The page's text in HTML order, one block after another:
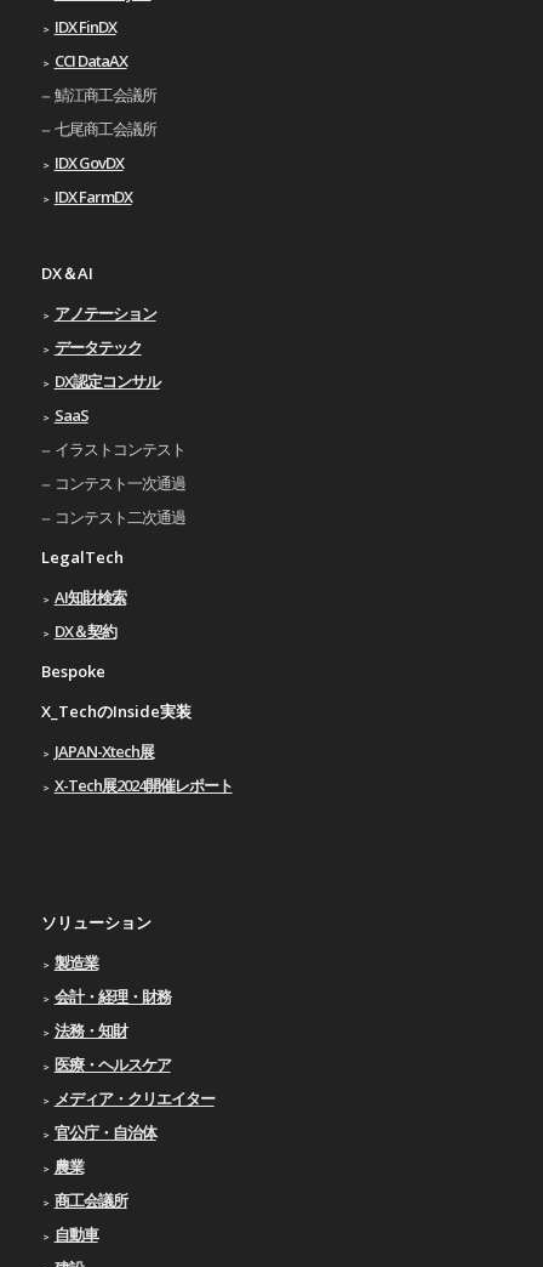
IDX FinDX
CCI DataAX
鯖江商工会議所
七尾商工会議所
IDX GovDX
IDX FarmDX
DX＆AI
アノテーション
データテック
DX認定コンサル
SaaS
イラストコンテスト
コンテスト一次通過
コンテスト二次通過
LegalTech
AI知財検索
DX＆契約
Bespoke
X_TechのInside実装
JAPAN-Xtech展
X-Tech展2024開催レポート
ソリューション
製造業
会計・経理・財務
法務・知財
医療・ヘルスケア
メディア・クリエイター
官公庁・自治体
農業
商工会議所
自動車